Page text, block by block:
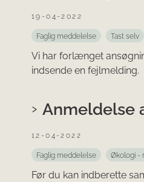
19-04-2022
Faglig meddelelse Tast selv
Vi har forlænget
indsende en fejlmelding.
Anmeldelse
12-04-2022
Faglig meddelelse Økologi -
Før du kan indberette